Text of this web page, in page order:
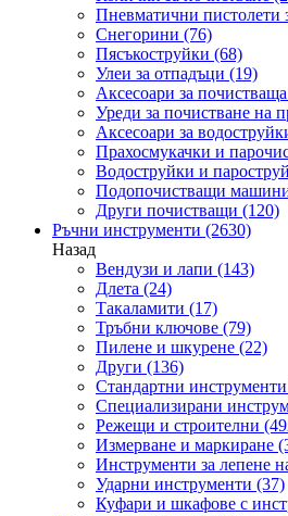
Пневматични пистолети
Снегорини (76)
Пясъкоструйки (68)
Улеи за отпадъци (19)
Аксесоари за
Уреди за почистване на
Аксесоари за
Прахосмукачки и
Водоструйки и
Подопочистващи
Други почистващи (120)
Ръчни инструменти (2630)
Назад
Вендузи и лапи (143)
Длета (24)
Такаламити (17)
Тръбни ключове (79)
Пилене и шкурене (22)
Други (136)
Стандартни инструменти
Специализирани
Режещи и строителни
Измерване и маркиране
Инструменти за лепене
Ударни инструменти (37)
Куфари и шкафове с